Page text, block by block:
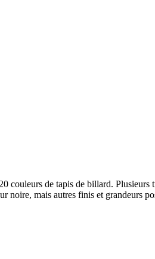
de tapis de billard. Plusieurs
noire, mais autres finis et grandeurs